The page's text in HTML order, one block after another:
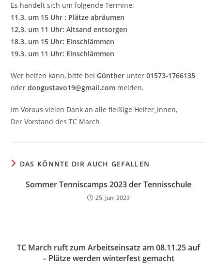
Es handelt sich um folgende Termine:
11.3. um 15 Uhr : Plätze abräumen
12.3. um 11 Uhr: Altsand entsorgen
18.3. um 15 Uhr: Einschlämmen
19.3. um 11 Uhr: Einschlämmen
Wer helfen kann, bitte beiGünther unter01573-1766135
oderdongustavo19@gmail.com melden.
Im Voraus vielen Dank an alle fleißige Helfer_innen,
Der Vorstand des TC March
DAS KÖNNTE DIR AUCH GEFALLEN
Sommer Tenniscamps 2023 der Tennisschule
25. Juni 2023
TC March ruft zum Arbeitseinsatz am 08.11.25 auf
– Plätze werden winterfest gemacht